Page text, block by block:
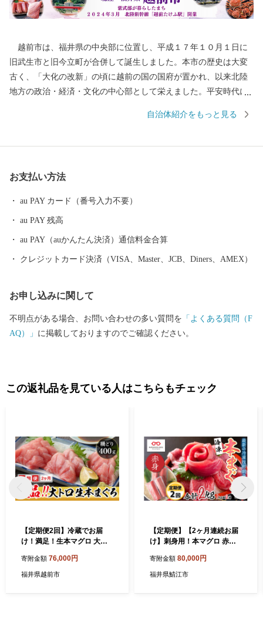
越前市は、福井県の中央部に位置し、平成１７年１０月１日に
旧武生市と旧今立町が合併して誕生しました。本市の歴史は大変
古く、「大化の改新」の頃に越前の国の国府が置かれ、以来北陸
地方の政治・経済・文化の中心部として栄えました。平安時代に
を離れ、多感な少女時代を過ごした地でもあります。 産業面で
て発展を続けています。 また、豊かな緑や清らかな水など、美
しい自然を誇る本市は、コウノトリをシンボルに「生きものと共
しており、平成２７年９月に「環境・文化創造都市宣言」を行い
ました。 本市では「働く」「住む」「子育て・教育」「妊娠・
赤ちゃん」などの情報が見つかる移住希望者向けポータルサイト
の監修をいただき整備した武生中央公園の「だるまちゃん広
場」、「パピプペポー広場」、「コウノトリ広場」には、休日た
くさんの家族づれでにぎわいます。 令和6年3月16日には北陸新
en.lg.jp
自治体紹介をもっと見る
お支払い方法
au PAY カード（番号入力不要）
au PAY 残高
au PAY（auかんたん決済）通信料金合算
クレジットカード決済（VISA、Master、JCB、Diners、AMEX）
お申し込みに関して
不明点がある場合、お問い合わせの多い質問を 「よくある質問（F
AQ）」 に掲載しておりますのでご確認ください。
この返礼品を見ている人はこちらもチェック
【定期便2回】冷蔵でお届
け！満足！生本マグロ 大ト
届け （毎月お届け）
寄附金額 76,000円
福井県越前市
【定期便】【2ヶ月連続お届
け】刺身用！本マグロ 赤身
の冷凍技術】[G-11004]
寄附金額 80,000円
福井県鯖江市